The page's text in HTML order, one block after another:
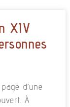
XIV
d’une
À